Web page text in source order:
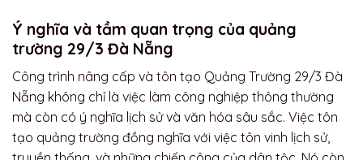
Ý nghĩa và tầm quan trọng của quảng
trường 29/3 Đà Nẵng
Công trình nâng cấp và tôn tạo Quảng Trường 29/3 Đà
Nẵng không chỉ là việc làm công nghiệp thông thường
mà còn có ý nghĩa lịch sử và văn hóa sâu sắc. Việc tôn
tạo quảng trường đồng nghĩa với việc tôn vinh lịch sử,